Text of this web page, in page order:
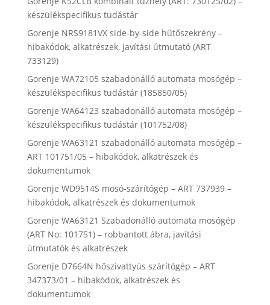
készülékspecifikus tudástár
Gorenje NRS9181VX side-by-side hűtőszekrény –
hibakódok, alkatrészek, javítási útmutató (ART
733129)
Gorenje WA72105 szabadonálló automata mosógép –
készülékspecifikus tudástár (185850/05)
Gorenje WA64123 szabadonálló automata mosógép –
készülékspecifikus tudástár (101752/08)
Gorenje WA63121 szabadonálló automata mosógép –
ART 101751/05 – hibakódok, alkatrészek és
dokumentumok
Gorenje WD9514S mosó-szárítógép – ART 737939 –
hibakódok, alkatrészek és dokumentumok
Gorenje WA63121 Szabadonálló automata mosógép
(ART No: 101751) – robbantott ábra, javítási
útmutatók és alkatrészek
Gorenje D7664N hőszivattyús szárítógép – ART
347373/01 – hibakódok, alkatrészek és
dokumentumok